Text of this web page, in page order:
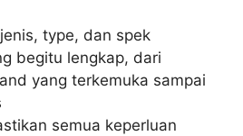
type, dan spek
begitu lengkap, dari
yang terkemuka sampai
semua keperluan